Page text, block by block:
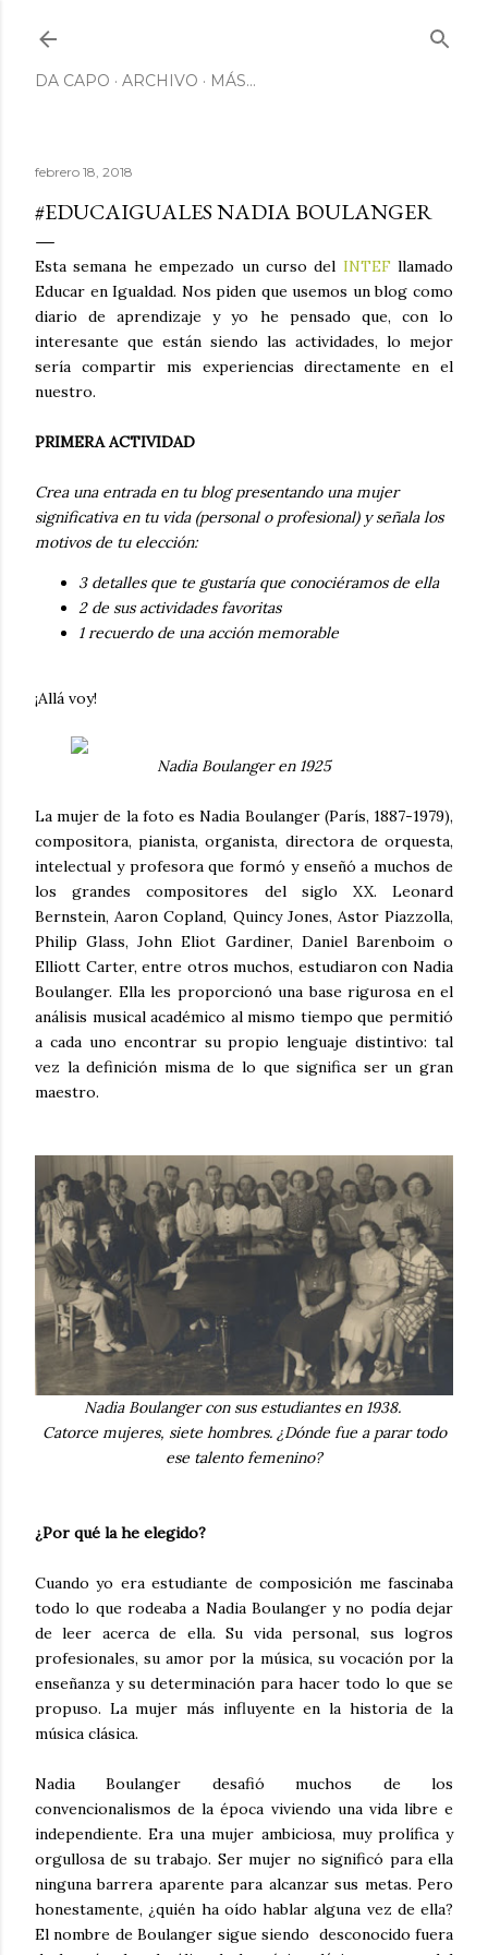
DA CAPO ARCHIVO MÁS…
febrero 18, 2018
#EDUCAIGUALES NADIA BOULANGER
Esta semana he empezado un curso del INTEF llamado
Educar en Igualdad. Nos piden que usemos un blog como
diario de aprendizaje y yo he pensado que, con lo
interesante que están siendo las actividades, lo mejor
sería compartir mis experiencias directamente en el
nuestro.
PRIMERA ACTIVIDAD
Crea una entrada en tu blog presentando una mujer
significativa en tu vida (personal o profesional) y señala los
motivos de tu elección:
3 detalles que te gustaría que conociéramos de ella
2 de sus actividades favoritas
1 recuerdo de una acción memorable
¡Allá voy!
Nadia Boulanger en 1925
La mujer de la foto es Nadia Boulanger (París, 1887-1979),
compositora, pianista, organista, directora de orquesta,
intelectual y profesora que formó y enseñó a muchos de
los grandes compositores del siglo XX. Leonard
Bernstein, Aaron Copland, Quincy Jones, Astor Piazzolla,
Philip Glass, John Eliot Gardiner, Daniel Barenboim o
Elliott Carter, entre otros muchos, estudiaron con Nadia
Boulanger. Ella les proporcionó una base rigurosa en el
análisis musical académico al mismo tiempo que permitió
a cada uno encontrar su propio lenguaje distintivo: tal
vez la definición misma de lo que significa ser un gran
maestro.
Nadia Boulanger con sus estudiantes en 1938.
Catorce mujeres, siete hombres. ¿Dónde fue a parar todo
ese talento femenino?
¿Por qué la he elegido?
Cuando yo era estudiante de composición me fascinaba
todo lo que rodeaba a Nadia Boulanger y no podía dejar
de leer acerca de ella. Su vida personal, sus logros
profesionales, su amor por la música, su vocación por la
enseñanza y su determinación para hacer todo lo que se
propuso. La mujer más influyente en la historia de la
música clásica.
Nadia Boulanger desafió muchos de los
convencionalismos de la época viviendo una vida libre e
independiente. Era una mujer ambiciosa, muy prolífica y
orgullosa de su trabajo. Ser mujer no significó para ella
ninguna barrera aparente para alcanzar sus metas. Pero
honestamente, ¿quién ha oído hablar alguna vez de ella?
El nombre de Boulanger sigue siendo desconocido fuera